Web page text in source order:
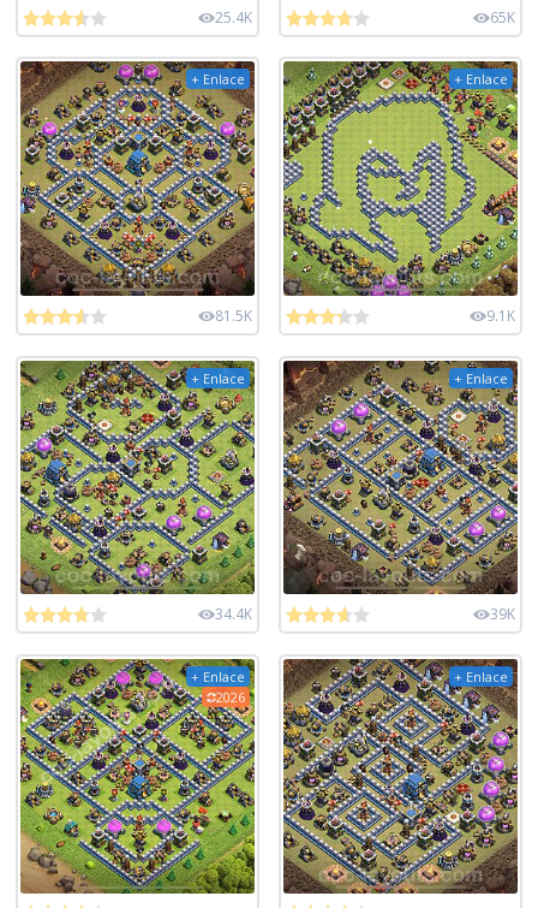
25.4K 65K
+ Enlace
81.5K
+ Enlace
9.1K
+ Enlace
34.4K
+ Enlace
39K
+ Enlace
2026
+ Enlace